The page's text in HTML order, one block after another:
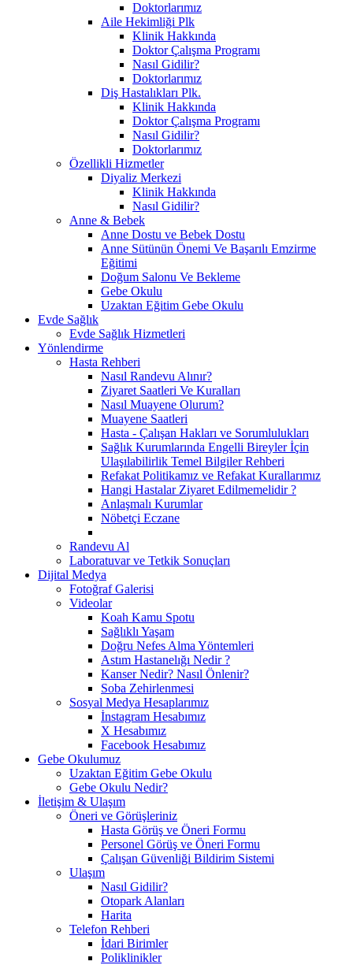
Doktorlarımız
Aile Hekimliği Plk
Klinik Hakkında
Doktor Çalışma Programı
Nasıl Gidilir?
Doktorlarımız
Diş Hastalıkları Plk.
Klinik Hakkında
Doktor Çalışma Programı
Nasıl Gidilir?
Doktorlarımız
Özellikli Hizmetler
Diyaliz Merkezi
Klinik Hakkında
Nasıl Gidilir?
Anne & Bebek
Anne Dostu ve Bebek Dostu
Anne Sütünün Önemi Ve Başarılı Emzirme
Eğitimi
Doğum Salonu Ve Bekleme
Gebe Okulu
Uzaktan Eğitim Gebe Okulu
Evde Sağlık
Evde Sağlık Hizmetleri
Yönlendirme
Hasta Rehberi
Nasıl Randevu Alınır?
Ziyaret Saatleri Ve Kuralları
Nasıl Muayene Olurum?
Muayene Saatleri
Hasta - Çalışan Hakları ve Sorumlulukları
Sağlık Kurumlarında Engelli Bireyler İçin
Ulaşılabilirlik Temel Bilgiler Rehberi
Refakat Politikamız ve Refakat Kurallarımız
Hangi Hastalar Ziyaret Edilmemelidir ?
Anlaşmalı Kurumlar
Nöbetçi Eczane
Randevu Al
Laboratuvar ve Tetkik Sonuçları
Dijital Medya
Fotoğraf Galerisi
Videolar
Koah Kamu Spotu
Sağlıklı Yaşam
Doğru Nefes Alma Yöntemleri
Astım Hastanelığı Nedir ?
Kanser Nedir? Nasıl Önlenir?
Soba Zehirlenmesi
Sosyal Medya Hesaplarımız
İnstagram Hesabımız
X Hesabımız
Facebook Hesabımız
Gebe Okulumuz
Uzaktan Eğitim Gebe Okulu
Gebe Okulu Nedir?
İletişim & Ulaşım
Öneri ve Görüşleriniz
Hasta Görüş ve Öneri Formu
Personel Görüş ve Öneri Formu
Çalışan Güvenliği Bildirim Sistemi
Ulaşım
Nasıl Gidilir?
Otopark Alanları
Harita
Telefon Rehberi
İdari Birimler
Poliklinikler